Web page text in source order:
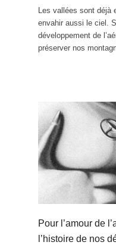
Les vallées sont déjà
envahir aussi le ciel.
développement de
préserver nos
Pour l’amour de
l’histoire de nos